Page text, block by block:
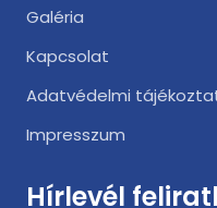
Galéria
Kapcsolat
Adatvédelmi
Impresszum
Hírlevél